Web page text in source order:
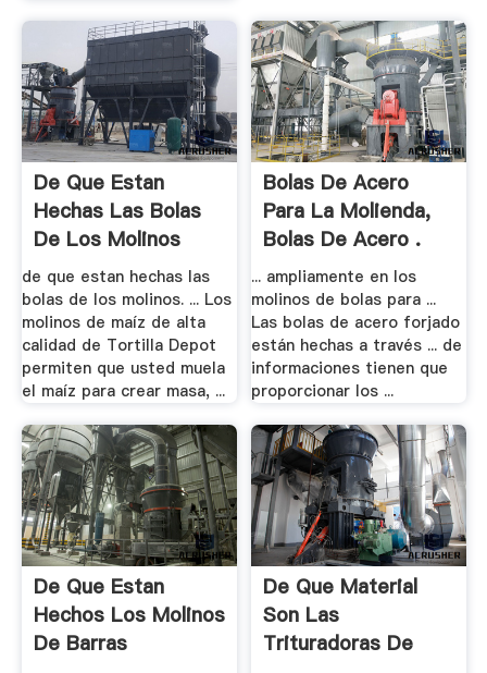
De Que Estan
Hechas Las Bolas
De Los Molinos
de que estan hechas las
bolas de los molinos. ... Los
molinos de maíz de alta
calidad de Tortilla Depot
permiten que usted muela
el maíz para crear masa, ...
Bolas De Acero
Para La Molienda,
Bolas De Acero .
... ampliamente en los
molinos de bolas para ...
Las bolas de acero forjado
están hechas a través ... de
informaciones tienen que
proporcionar los ...
De Que Estan
Hechos Los Molinos
De Barras
De Que Material
Son Las
Trituradoras De